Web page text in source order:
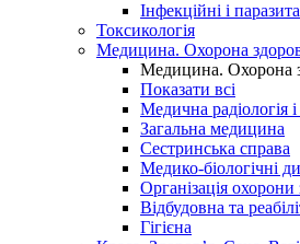
Інфекційні і
Токсикологія
Медицина. Охорона
Медицина. Охорона
Показати всі
Медична радіологія
Загальна медицина
Сестринська справа
Медико-біологічні
Організація охорони
Відбудовна та
Гігієна